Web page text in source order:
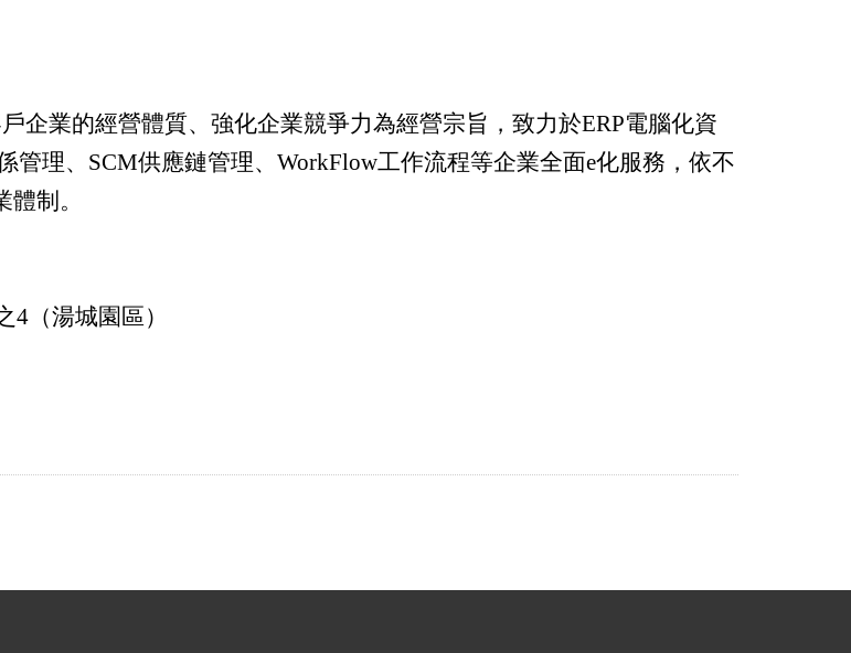
企業的經營體質、強化企業競爭力為經營宗旨，致力於ERP電腦化資
理、SCM供應鏈管理、WorkFlow工作流程等企業全面e化服務，依不
制。
（湯城園區）